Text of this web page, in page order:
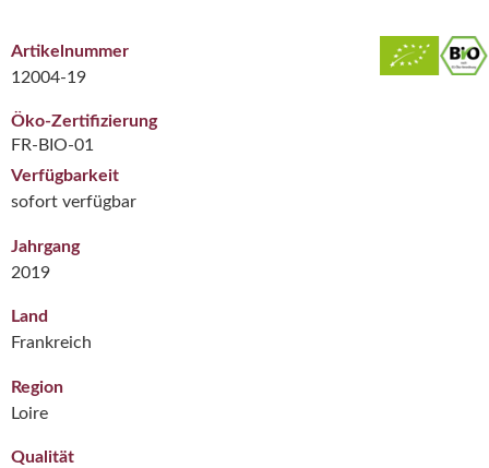
Artikelnummer
12004-19
Öko-Zertifizierung
FR-BIO-01
Verfügbarkeit
sofort verfügbar
Jahrgang
2019
Land
Frankreich
Region
Loire
Qualität